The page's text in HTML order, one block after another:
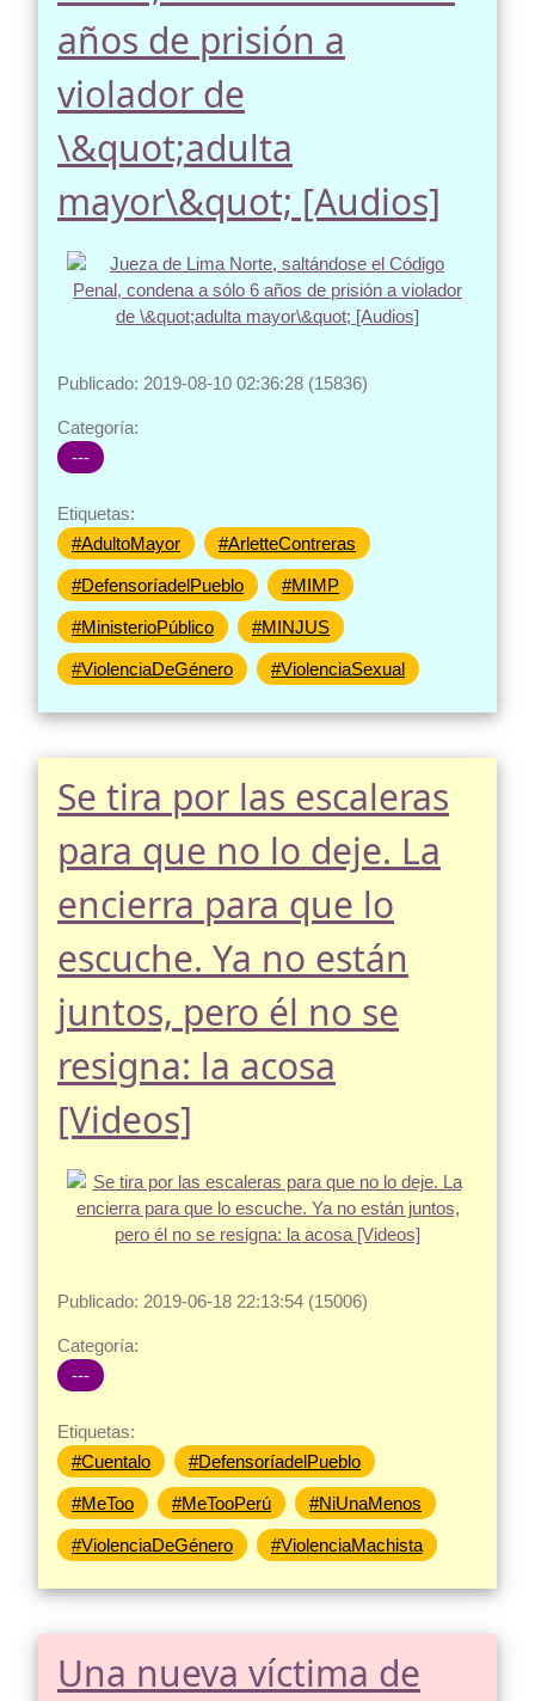
años de prisión a
violador de
\&quot;adulta
mayor\&quot; [Audios]
Publicado: 2019-08-10 02:36:28 (15836)
Categoría:
---
Etiquetas:
#AdultoMayor
#ArletteContreras
#DefensoríadelPueblo #MIMP
#MinisterioPúblico #MINJUS
#ViolenciaDeGénero #ViolenciaSexual
Se tira por las escaleras
para que no lo deje. La
encierra para que lo
escuche. Ya no están
juntos, pero él no se
resigna: la acosa
[Videos]
Publicado: 2019-06-18 22:13:54 (15006)
Categoría:
---
Etiquetas:
#Cuentalo
#DefensoríadelPueblo
#MeToo #MeTooPerú #NiUnaMenos
#ViolenciaDeGénero #ViolenciaMachista
Una nueva víctima de